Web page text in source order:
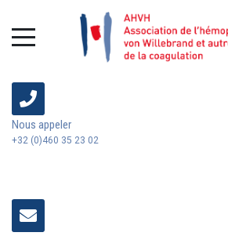
Nous appeler
+32 (0)460 35 23 02